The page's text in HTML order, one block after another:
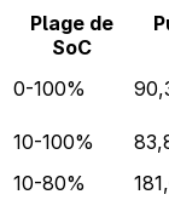
Plage de
SoC
0-100%
10-100%
10-80%